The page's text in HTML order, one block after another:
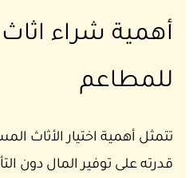
أهمية شراء
للمطاعم
تتمثل أهمية اختيار الأثاث
قدرته على توفير المال دون